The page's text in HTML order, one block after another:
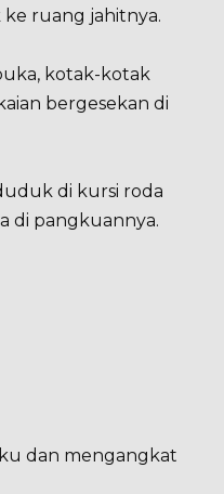
ke ruang jahitnya.
kotak-kotak
bergesekan di
di kursi roda
di pangkuannya.
dan mengangkat